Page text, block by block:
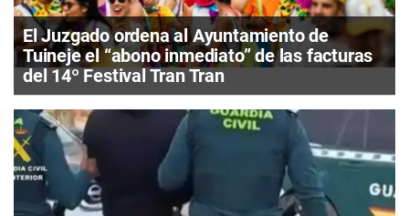
El Juzgado ordena al Ayuntamiento de
Tuineje el “abono inmediato” de las facturas
del 14º Festival Tran Tran